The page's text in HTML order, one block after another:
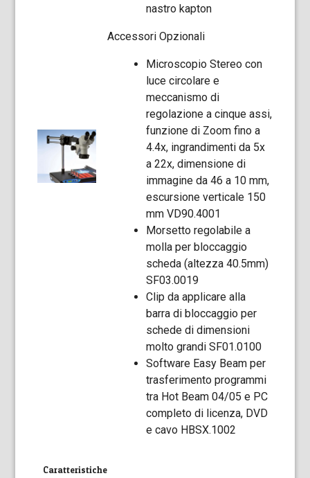
nastro kapton
Accessori Opzionali
Microscopio Stereo con
luce circolare e
meccanismo di
regolazione a cinque assi,
funzione di Zoom fino a
4.4x, ingrandimenti da 5x
a 22x, dimensione di
immagine da 46 a 10 mm,
escursione verticale 150
mm VD90.4001
Morsetto regolabile a
molla per bloccaggio
scheda (altezza 40.5mm)
SF03.0019
Clip da applicare alla
barra di bloccaggio per
schede di dimensioni
molto grandi SF01.0100
Software Easy Beam per
trasferimento programmi
tra Hot Beam 04/05 e PC
completo di licenza, DVD
e cavo HBSX.1002
Caratteristiche